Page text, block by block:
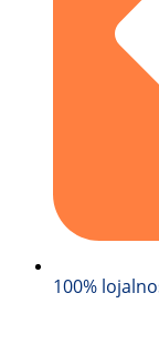
100%